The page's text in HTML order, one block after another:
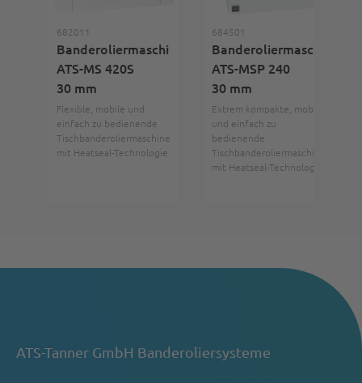
682011
Banderoliermaschine
ATS-MS 420S
30 mm
Flexible, mobile und
einfach zu bedienende
Tischbanderoliermaschine
mit Heatseal-Technologie
684501
Banderoliermaschine
ATS-MSP 240
30 mm
Extrem kompakte, mobile
und einfach zu
bedienende
Tischbanderoliermaschine
mit Heatseal-Technologie
ATS-Tanner GmbH Banderoliersysteme